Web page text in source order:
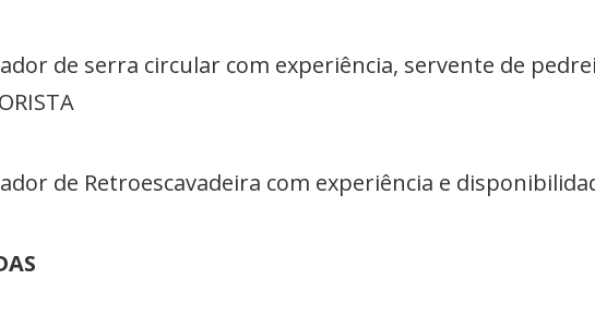
de serra circular com experiência, servente de
de Retroescavadeira com experiência e